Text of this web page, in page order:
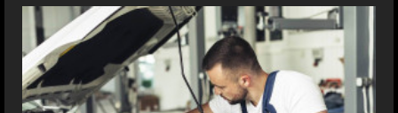
1 Agosto 9, 2026
DEPORTES
“Comimos con Pep en Barcelona,
estuvo tentado, incluso escribió la
alineación en un papel”